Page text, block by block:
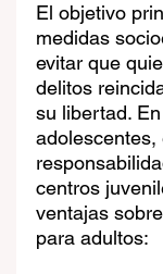
El objetivo
medidas
evitar que
delitos
su libertad.
adolescentes,
centros
ventajas
para adultos: